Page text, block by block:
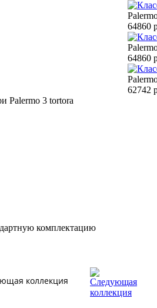
64860
64860
62742
комплектацию
коллекция